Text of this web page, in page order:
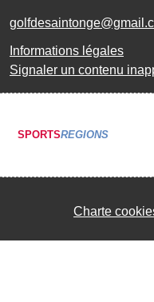
Informations légales
Signaler un contenu
SPORTSREGIONS
Charte